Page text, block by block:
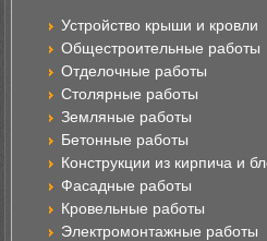
Устройство крыши и кровли
Общестроительные работы
Отделочные работы
Столярные работы
Земляные работы
Бетонные работы
Конструкции из кирпича и
Фасадные работы
Кровельные работы
Электромонтажные работы